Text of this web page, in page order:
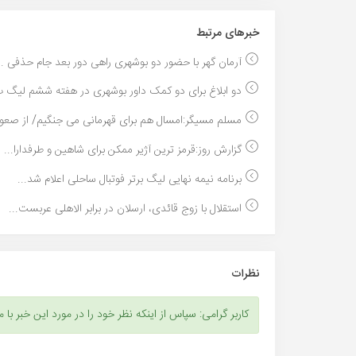
خبر‌های مرتبط
آرمان گهر با حضور دو بوشهری راهی دور بعد جام حذفی
دو ابلاغ برای دو کمک داور بوشهری در هفته ششم
مسلم مسیگر:امسال هم برای قهرمانی می جنگیم/ از
گزارش روز:قرمز ترین آژیر ممکن برای شاهین و طرفدارا...
برنامه نیمه نهایی لیگ برتر فوتبال ساحلی اعلام شد...
استقلال با زوج قائدی، ارسلان در برابر الاهلی عربست...
نظرات
کاربر گرامی: سپاس از اینکه نظر خود را در مورد این خبر